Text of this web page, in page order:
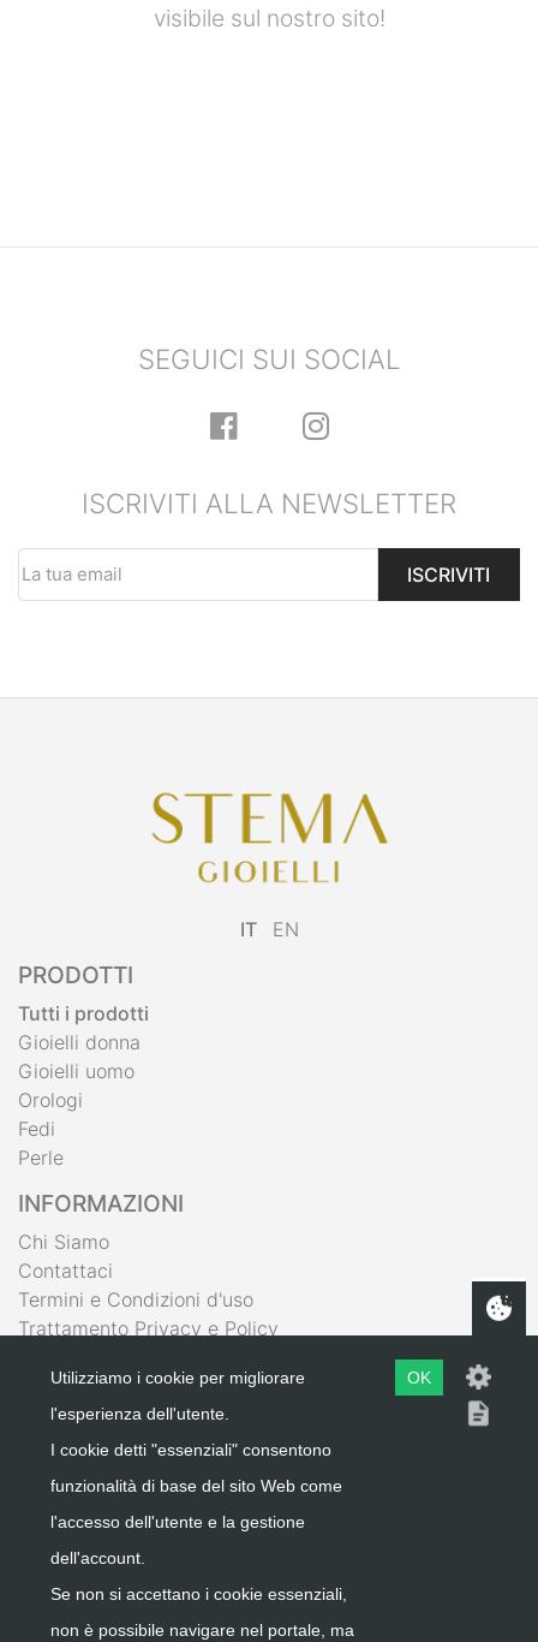
visibile sul nostro sito!
SEGUICI SUI SOCIAL
ISCRIVITI ALLA NEWSLETTER
ISCRIVITI
IT EN
PRODOTTI
Tutti i prodotti
Gioielli donna
Gioielli uomo
Orologi
Fedi
Perle
INFORMAZIONI
Chi Siamo
Contattaci
Termini e Condizioni d'uso
Trattamento Privacy e Policy
IL MIO ACCOUNT
Carrello
Wishlist
Registrati
Utilizziamo i cookie per migliorare
l'esperienza dell'utente.
I cookie detti "essenziali" consentono
funzionalità di base del sito Web come
l'accesso dell'utente e la gestione
dell'account.
Se non si accettano i cookie essenziali,
non è possibile navigare nel portale, ma
OK